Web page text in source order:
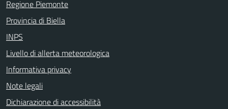
Regione Piemonte
Provincia di Biella
INPS
Livello di allerta meteorologica
Informativa privacy
Note legali
Dichiarazione di accessibilità